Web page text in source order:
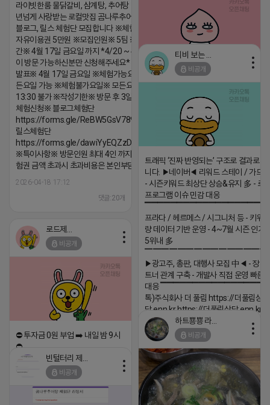
라이빗한룸 물닭갈비, 삼계탕, 추어탕 맛집 10
년넘게 사랑받는 로컬맛집 곰나루추어탕에서
블로그, 릴스 체험단 모집합니다 ※체험메뉴※
자유이용권 5만원 ※모집인원※ 5팀 ※모집기
간※ 4월 17일 금요일 까지 *4/20 ~ 4/26 사
이 방문 가능하신분만 신청해주세요* ※체험단
발표※ 4월 17일 금요일 ※체험가능요일※ 모
든요일 가능 ※체험불가요일※ 모든요일 12 ~
13:30 불가 ※작성기한※ 방문 후 3일 이내 ※
체험신청※ 블로그체험단
https://forms.gle/ReBW5GsV789ur2Pz6
릴스체험단
https://forms.gle/dawiYyEQZzDdqf8W8
※특이사항※ 방문인원 최대 4인 까지 가능 체
험권 금액 초과시 초과비용은 본인부담입니다.
2026-04-18 17:12
댓글:20개
2026-04-18 17:05
비공개
트래픽 ‘진짜 반영되는’ 구조로 결과로
니다. ▶네이버◀ 리워드 스테이 / 가드 /
- 시즌키워드 최상단 상승&유지 多 - 로
프로그램 이슈 민감 대응
▔▔▔▔▔▔▔▔▔▔▔▔▔▔▔▔▔▔ ▶
프라다 / 헤르메스 / 시그니처 등 - 키워
량 데이터 기반 운영 - 4~7월 시즌 인기
5위내 多
▶광고주, 총판, 대행사 모집 中◀ - 장기
트너 관계 구축 - 개발사 직접 운영 빠른
대응
톡)주식회사 더 풀림 https://더풀림상
담.enn.kr https://더풀림상담.enn.kr
2026-04-18 17:26
비공개
⛔️ 투자금 0원 부업 ➡️ 내일 밤 9시
⛔️
2026-04-18 17:23
하트뿅뿅 라이언
비공개
비공개